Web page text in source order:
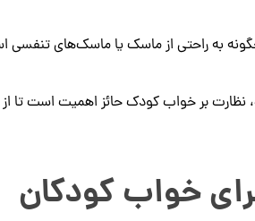
به راحتی از ماسک یا ماسک‌های تنفسی
نظارت بر خواب کودک حائز اهمیت است تا از
خواب کودکان